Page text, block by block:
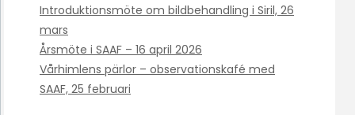
Introduktionsmöte om bildbehandling i Siril, 26
mars
Årsmöte i SAAF – 16 april 2026
Vårhimlens pärlor – observationskafé med
SAAF, 25 februari